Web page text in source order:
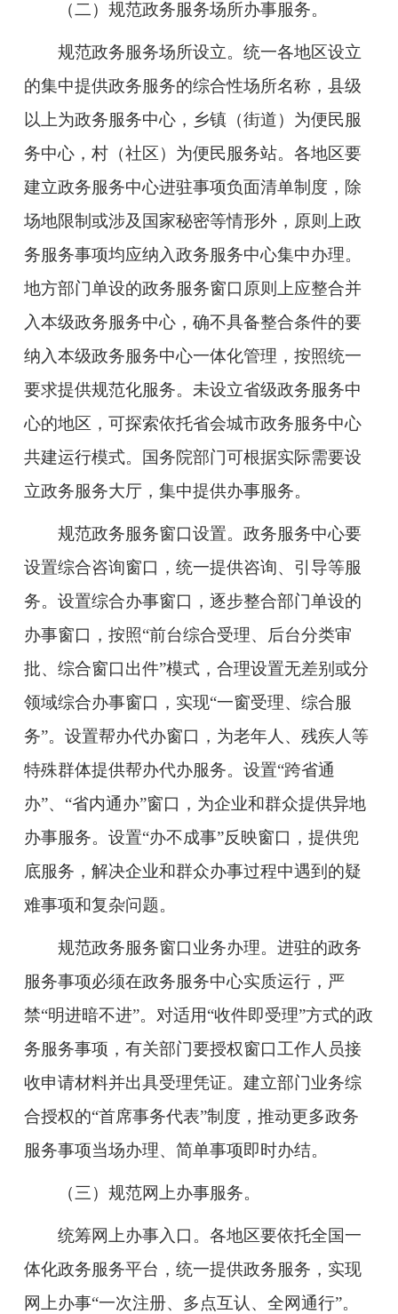
（二）规范政务服务场所办事服务。
规范政务服务场所设立。统一各地区设立
的集中提供政务服务的综合性场所名称，县级
以上为政务服务中心，乡镇（街道）为便民服
务中心，村（社区）为便民服务站。各地区要
建立政务服务中心进驻事项负面清单制度，除
场地限制或涉及国家秘密等情形外，原则上政
务服务事项均应纳入政务服务中心集中办理。
地方部门单设的政务服务窗口原则上应整合并
入本级政务服务中心，确不具备整合条件的要
纳入本级政务服务中心一体化管理，按照统一
要求提供规范化服务。未设立省级政务服务中
心的地区，可探索依托省会城市政务服务中心
共建运行模式。国务院部门可根据实际需要设
立政务服务大厅，集中提供办事服务。
规范政务服务窗口设置。政务服务中心要
设置综合咨询窗口，统一提供咨询、引导等服
务。设置综合办事窗口，逐步整合部门单设的
办事窗口，按照“前台综合受理、后台分类审
批、综合窗口出件”模式，合理设置无差别或分
领域综合办事窗口，实现“一窗受理、综合服
务”。设置帮办代办窗口，为老年人、残疾人等
特殊群体提供帮办代办服务。设置“跨省通
办”、“省内通办”窗口，为企业和群众提供异地
办事服务。设置“办不成事”反映窗口，提供兜
底服务，解决企业和群众办事过程中遇到的疑
难事项和复杂问题。
规范政务服务窗口业务办理。进驻的政务
服务事项必须在政务服务中心实质运行，严
禁“明进暗不进”。对适用“收件即受理”方式的政
务服务事项，有关部门要授权窗口工作人员接
收申请材料并出具受理凭证。建立部门业务综
合授权的“首席事务代表”制度，推动更多政务
服务事项当场办理、简单事项即时办结。
（三）规范网上办事服务。
统筹网上办事入口。各地区要依托全国一
体化政务服务平台，统一提供政务服务，实现
网上办事“一次注册、多点互认、全网通行”。